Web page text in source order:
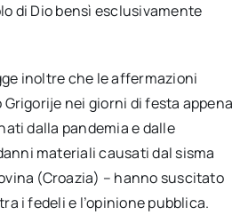
di Dio bensì esclusivamente
inoltre che le affermazioni
nei giorni di festa appena
dalla pandemia e dalle
materiali causati dal sisma
(Croazia) – hanno suscitato
i fedeli e l’opinione pubblica.